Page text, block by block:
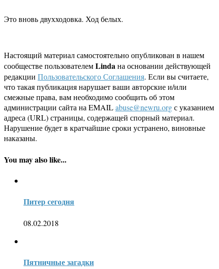
Это вновь двухходовка. Ход белых.
Настоящий материал самостоятельно опубликован в нашем
сообществе пользователемLindaна основании действующей
редакции Пользовательского Соглашения. Если вы считаете,
что такая публикация нарушает ваши авторские и/или
смежные права, вам необходимо сообщить об этом
администрации сайта на EMAILabuse@newru.orgс указанием
адреса (URL) страницы, содержащей спорный материал.
Нарушение будет в кратчайшие сроки устранено, виновные
наказаны.
You may also like...
Питер сегодня
08.02.2018
Пятничные загадки